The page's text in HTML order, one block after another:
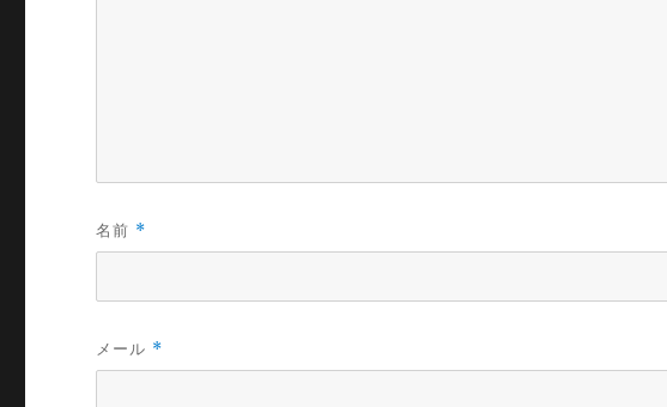
名前 *
メール *